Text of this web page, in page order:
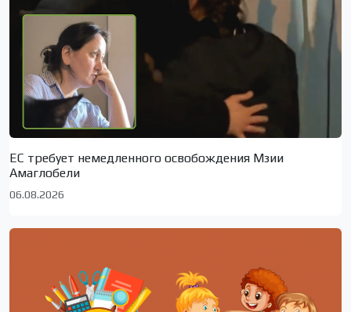
ЕС требует немедленного освобождения Мзии
Амаглобели
06.08.2026